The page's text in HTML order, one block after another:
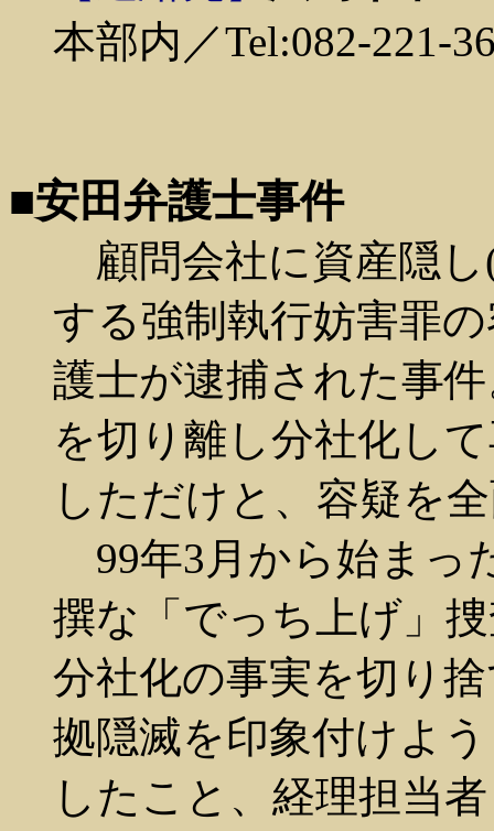
本部内／Tel:082-221-
■安田弁護士事件
顧問会社に資産隠し
する強制執行妨害罪
護士が逮捕された事
を切り離し分社化し
しただけと、容疑を
99年3月から始まっ
撰な「でっち上げ」
分社化の事実を切り
拠隠滅を印象付けよ
したこと、経理担当